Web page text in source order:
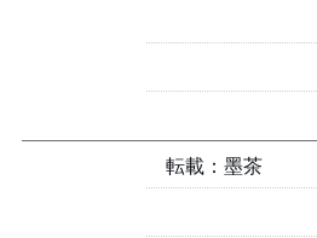
転載：墨茶Official